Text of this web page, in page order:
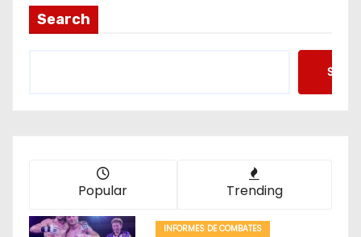
i
n
Search
Popular Trending
INFORMES DE COMBATES